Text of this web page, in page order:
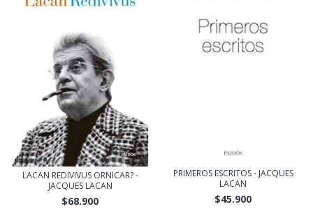
LACAN REDIVIVUS ORNICAR? -
JACQUES LACAN
$68.900
PRIMEROS ESCRITOS - JACQUES
LACAN
$45.900